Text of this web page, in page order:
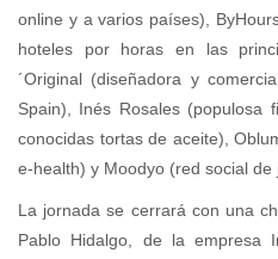
online y a varios países),
hoteles por horas en las
´Original (diseñadora y
Spain), Inés Rosales (populosa
conocidas tortas de aceite),
e-health) y Moodyo (red social de
La jornada se cerrará con una
Pablo Hidalgo, de la empresa